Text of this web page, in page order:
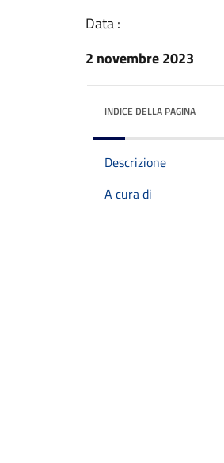
Data :
2 novembre 2023
INDICE DELLA PAGINA
Descrizione
A cura di